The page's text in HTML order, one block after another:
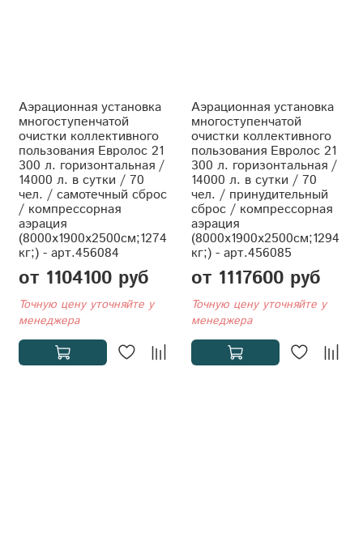
Аэрационная установка
многоступенчатой
очистки коллективного
пользования Евролос 21
300 л. горизонтальная /
14000 л. в сутки / 70
чел. / самотечный сброс
/ компрессорная
аэрация
(8000x1900x2500см;1274
кг;) - арт.456084
от 1104100 руб
Точную цену уточняйте у
менеджера
Аэрационная установка
многоступенчатой
очистки коллективного
пользования Евролос 21
300 л. горизонтальная /
14000 л. в сутки / 70
чел. / принудительный
сброс / компрессорная
аэрация
(8000x1900x2500см;1294
кг;) - арт.456085
от 1117600 руб
Точную цену уточняйте у
менеджера